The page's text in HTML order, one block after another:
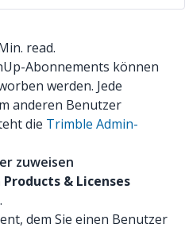
read.
Abonnements können
werden. Jede
anderen Benutzer
die Trimble Admin-
zuweisen
Products & Licenses
dem Sie einen Benutzer